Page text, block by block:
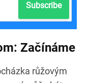
Subscribe
Začínáme
růžovým